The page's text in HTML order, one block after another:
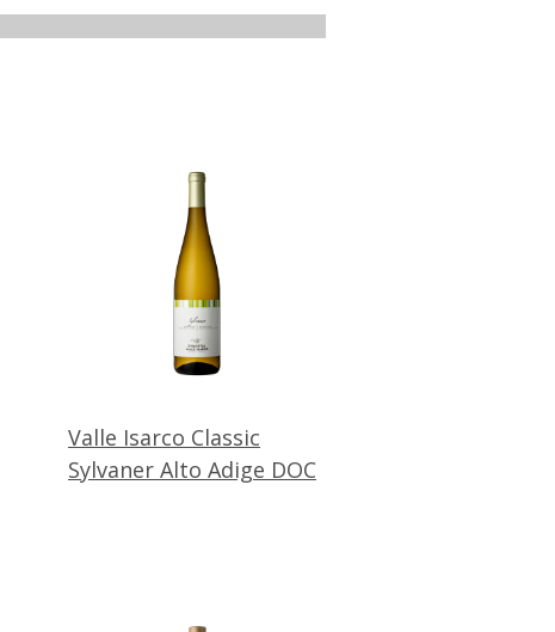
Valle Isarco Classic
Sylvaner Alto Adige DOC